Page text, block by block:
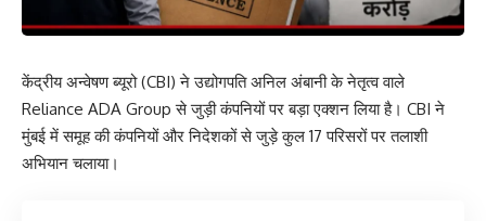
केंद्रीय अन्वेषण ब्यूरो (CBI) ने उद्योगपति अनिल अंबानी के नेतृत्व वाले
Reliance ADA Group से जुड़ी कंपनियों पर बड़ा एक्शन लिया है। CBI ने
मुंबई में समूह की कंपनियों और निदेशकों से जुड़े कुल 17 परिसरों पर तलाशी
अभियान चलाया।